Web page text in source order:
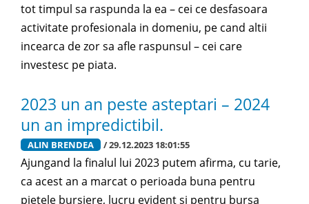
tot timpul sa raspunda la ea – cei ce desfasoara
activitate profesionala in domeniu, pe cand altii
incearca de zor sa afle raspunsul – cei care
investesc pe piata.
2023 un an peste asteptari – 2024
un an impredictibil.
ALIN BRENDEA / 29.12.2023 18:01:55
Ajungand la finalul lui 2023 putem afirma, cu tarie,
ca acest an a marcat o perioada buna pentru
pietele bursiere, lucru evident si pentru bursa